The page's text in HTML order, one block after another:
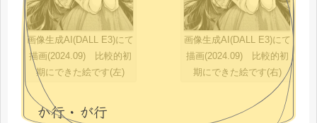
画像生成AI(DALL E3)にて
描画(2024.09) 比較的初
期にできた絵です(左)
画像生成AI(DALL E3)にて
描画(2024.09) 比較的初
期にできた絵です(右)
か行・が行